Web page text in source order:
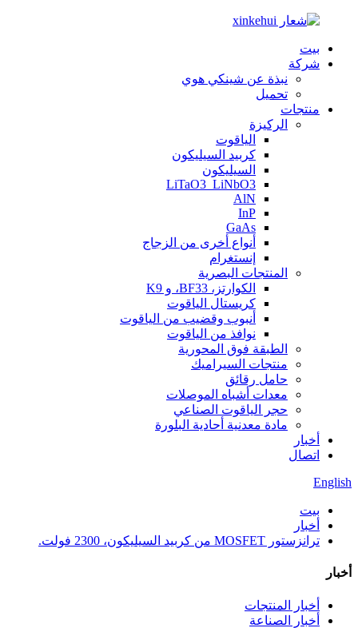
بيت
شركة
نبذة عن شينكي هوي
تحميل
منتجات
الركيزة
الياقوت
كربيد السيليكون
السيليكون
LiTaO3_LiNbO3
AlN
InP
GaAs
أنواع أخرى من الزجاج
إنستغرام
المنتجات البصرية
الكوارتز، BF33، و K9
كريستال الياقوت
أنبوب وقضيب من الياقوت
نوافذ من الياقوت
الطبقة فوق المحورية
منتجات السيراميك
حامل رقائق
معدات أشباه الموصلات
حجر الياقوت الصناعي
مادة معدنية أحادية البلورة
أخبار
اتصال
English
بيت
أخبار
ترانزستور MOSFET من كربيد السيليكون، 2300 فولت.
أخبار
أخبار المنتجات
أخبار الصناعة